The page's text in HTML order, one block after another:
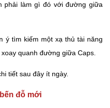
phải làm gì đó với đường giữa
ý tìm kiếm một xạ thủ tài năng
quanh đường giữa Caps.
tiết sau đây ít ngày.
đỗ mới